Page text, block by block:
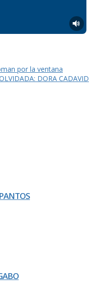
por la ventana
DORA CADAVID